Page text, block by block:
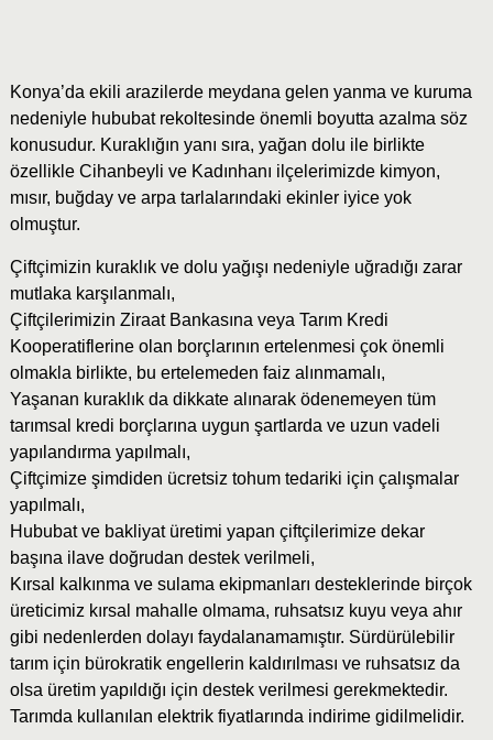
Konya’da ekili arazilerde meydana gelen yanma ve kuruma
nedeniyle hububat rekoltesinde önemli boyutta azalma söz
konusudur. Kuraklığın yanı sıra, yağan dolu ile birlikte
özellikle Cihanbeyli ve Kadınhanı ilçelerimizde kimyon,
mısır, buğday ve arpa tarlalarındaki ekinler iyice yok
olmuştur.
Çiftçimizin kuraklık ve dolu yağışı nedeniyle uğradığı zarar
mutlaka karşılanmalı,
Çiftçilerimizin Ziraat Bankasına veya Tarım Kredi
Kooperatiflerine olan borçlarının ertelenmesi çok önemli
olmakla birlikte, bu ertelemeden faiz alınmamalı,
Yaşanan kuraklık da dikkate alınarak ödenemeyen tüm
tarımsal kredi borçlarına uygun şartlarda ve uzun vadeli
yapılandırma yapılmalı,
Çiftçimize şimdiden ücretsiz tohum tedariki için çalışmalar
yapılmalı,
Hububat ve bakliyat üretimi yapan çiftçilerimize dekar
başına ilave doğrudan destek verilmeli,
Kırsal kalkınma ve sulama ekipmanları desteklerinde birçok
üreticimiz kırsal mahalle olmama, ruhsatsız kuyu veya ahır
gibi nedenlerden dolayı faydalanamamıştır. Sürdürülebilir
tarım için bürokratik engellerin kaldırılması ve ruhsatsız da
olsa üretim yapıldığı için destek verilmesi gerekmektedir.
Tarımda kullanılan elektrik fiyatlarında indirime gidilmelidir.